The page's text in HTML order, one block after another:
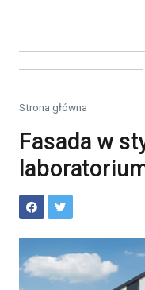
Strona główna
Fasada w